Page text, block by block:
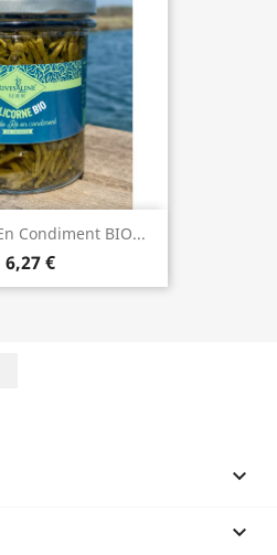
Condiment BIO...
6,27 €

